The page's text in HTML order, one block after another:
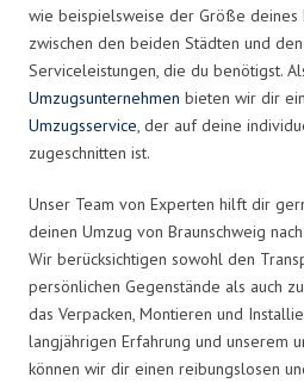
wie beispielsweise der Größe deines
zwischen den beiden Städten und
Serviceleistungen, die du benötigst.
Umzugsunternehmen bieten wir dir
Umzugsservice, der auf deine
zugeschnitten ist.
Unser Team von Experten hilft dir
deinen Umzug von Braunschweig
Wir berücksichtigen sowohl den
persönlichen Gegenstände als auch
das Verpacken, Montieren und
langjährigen Erfahrung und unserem
können wir dir einen reibungslosen